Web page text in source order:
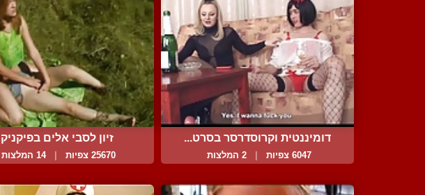
דומיננטית וקרוסדרסר בסרט...
6047 צפיות 2 המלצות
זיון לסבי אלים בפיקניק
25670 צפיות 14 המלצות